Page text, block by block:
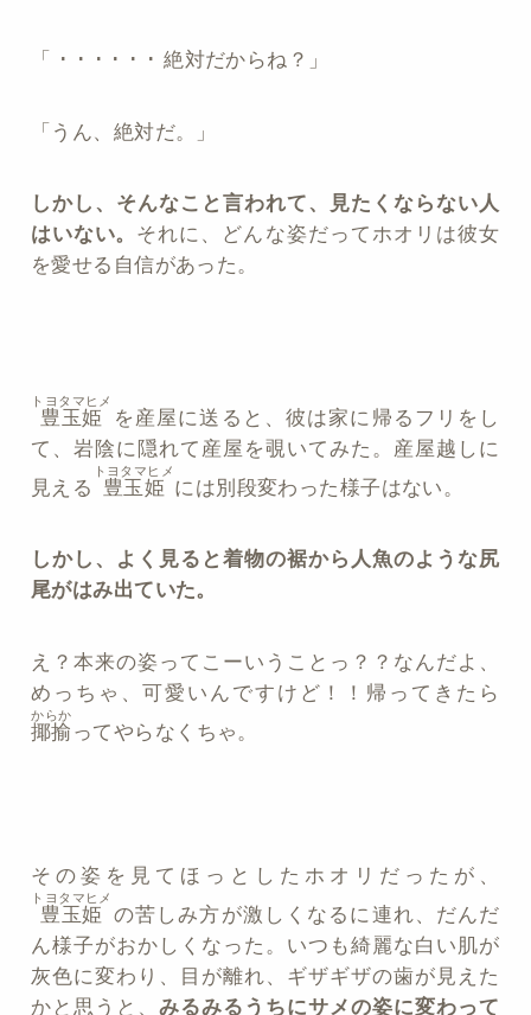
「 ･ ･ ･ ･ ･ ･ 絶対だからね？」
「うん、絶対だ。」
しかし、そんなこと言われて、見たくならない人
はいない。 それに、どんな姿だってホオリは彼女
を愛せる自信があった。
豊玉姫
トヨタマヒメ
を産屋に送ると、彼は家に帰るフリをし
て、岩陰に隠れて産屋を覗いてみた。産屋越しに
見える
豊玉姫
トヨタマヒメ
には別段変わった様子はない。
しかし、よく見ると着物の裾から人魚のような尻
尾がはみ出ていた。
え？本来の姿ってこーいうことっ？？なんだよ、
めっちゃ、可愛いんですけど！！帰ってきたら
揶揄
からか
ってやらなくちゃ。
その姿を見てほっとしたホオリだったが、
豊玉姫
トヨタマヒメ
の苦しみ方が激しくなるに連れ、だんだ
ん様子がおかしくなった。いつも綺麗な白い肌が
灰色に変わり、目が離れ、ギザギザの歯が見えた
かと思うと、 みるみるうちにサメの姿に変わって